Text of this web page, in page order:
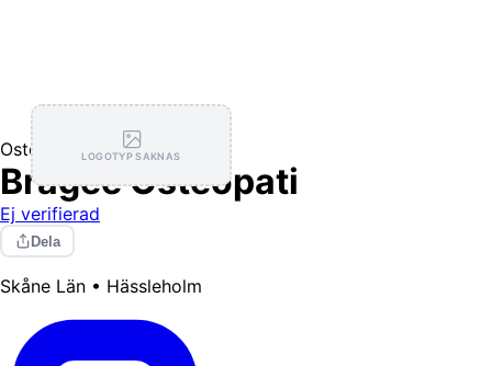
LOGOTYP SAKNAS
Osteopat
Bragée Osteopati
Ej verifierad
Dela
Skåne Län • Hässleholm